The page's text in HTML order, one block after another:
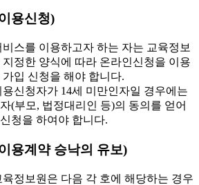
용신청)
스를 이용하고자 하는 자는 교육정보
지정한 양식에 따라 온라인신청을 이용
가입 신청을 해야 합니다.
신청자가 14세 미만인자일 경우에는
(부모, 법정대리인 등)의 동의를 얻어
청을 하여야 합니다.
용계약 승낙의 유보)
정보원은 다음 각 호에 해당하는 경우